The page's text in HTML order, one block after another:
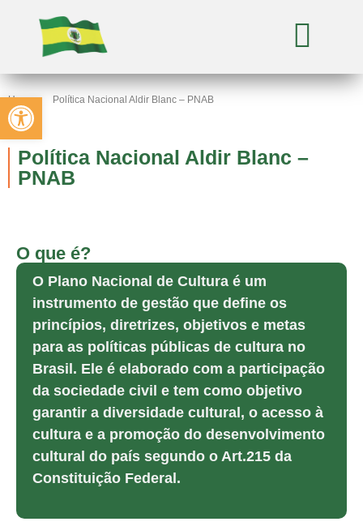
Home Política Nacional Aldir Blanc – PNAB
Política Nacional Aldir Blanc –
PNAB
O que é?
O Plano Nacional de Cultura é um
instrumento de gestão que define os
princípios, diretrizes, objetivos e metas
para as políticas públicas de cultura no
Brasil. Ele é elaborado com a participação
da sociedade civil e tem como objetivo
garantir a diversidade cultural, o acesso à
cultura e a promoção do desenvolvimento
cultural do país segundo o Art.215 da
Constituição Federal.
Abrir a barra de ferramentas